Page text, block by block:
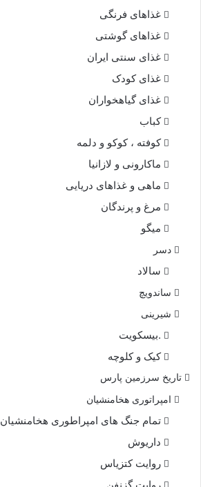
غذاهای فرنگی
غذاهای گوشتی
غذای سنتی ایران
غذای کودک
غذای گیاهخواران
کباب
کوفته ، کوکو و دلمه
ماکارونی و لازانیا
ماهی و غذاهای دریایی
مرغ و پرندگان
میگو
دسر
سالاد
ساندویچ
شیرینی
.بیسکویت
کیک و کلوچه
تاریخ سرزمین پارس
امپراتوری هخامنشیان
تمام جنگ های امپراطوری هخامنشیان
داریوش
روایت کتزیاس